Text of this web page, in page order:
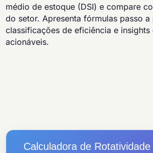
médio de estoque (DSI) e compare
do setor. Apresenta fórmulas passo a
classificações de eficiência e
acionáveis.
Calculadora de